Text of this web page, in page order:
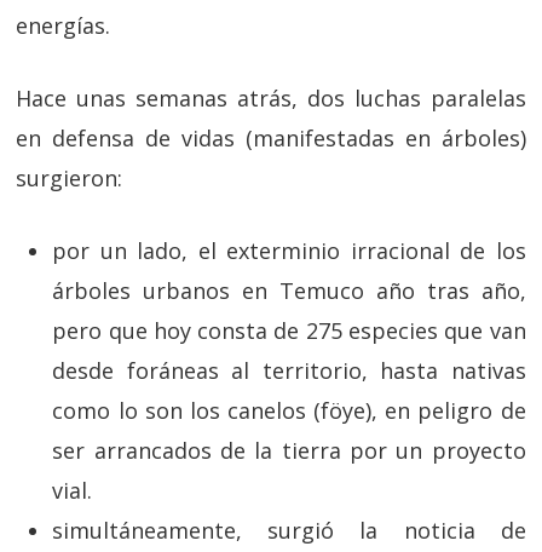
energías.
Hace unas semanas atrás, dos luchas paralelas
en defensa de vidas (manifestadas en árboles)
surgieron:
por un lado, el exterminio irracional de los
árboles urbanos en Temuco año tras año,
pero que hoy consta de 275 especies que van
desde foráneas al territorio, hasta nativas
como lo son los canelos (föye), en peligro de
ser arrancados de la tierra por un proyecto
vial.
simultáneamente, surgió la noticia de